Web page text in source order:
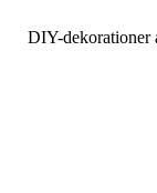
DIY-dekorationer